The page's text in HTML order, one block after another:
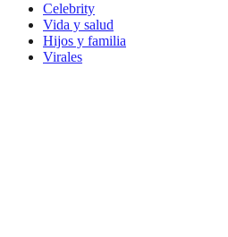
Celebrity
Vida y salud
Hijos y familia
Virales